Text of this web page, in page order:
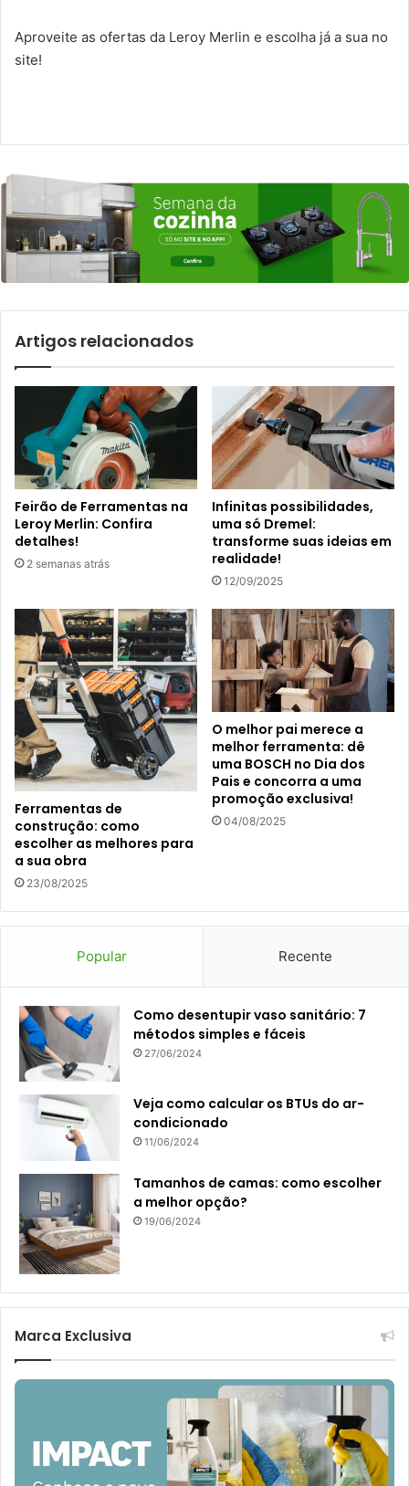
Aproveite as ofertas da Leroy Merlin e escolha já a sua no
site!
Artigos relacionados
Feirão de Ferramentas na
Leroy Merlin: Confira
detalhes!
2 semanas atrás
Infinitas possibilidades,
uma só Dremel:
transforme suas ideias em
realidade!
12/09/2025
Ferramentas de
construção: como
escolher as melhores para
a sua obra
23/08/2025
O melhor pai merece a
melhor ferramenta: dê
uma BOSCH no Dia dos
Pais e concorra a uma
promoção exclusiva!
04/08/2025
Popular Recente
Como desentupir vaso sanitário: 7
métodos simples e fáceis
27/06/2024
Veja como calcular os BTUs do ar-
condicionado
11/06/2024
Tamanhos de camas: como escolher
a melhor opção?
19/06/2024
Marca Exclusiva